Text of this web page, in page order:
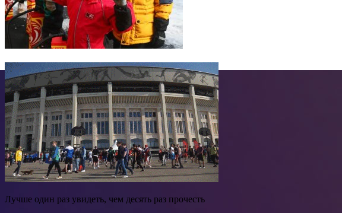
Лучше один раз увидеть, чем десять раз прочесть